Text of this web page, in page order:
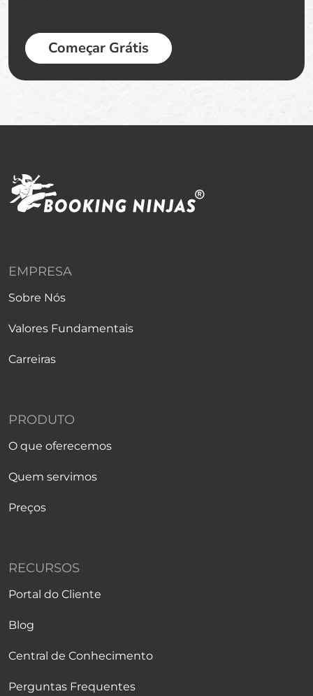
Começar Grátis
EMPRESA
Sobre Nós
Valores Fundamentais
Carreiras
PRODUTO
O que oferecemos
Quem servimos
Preços
RECURSOS
Portal do Cliente
Blog
Central de Conhecimento
Perguntas Frequentes